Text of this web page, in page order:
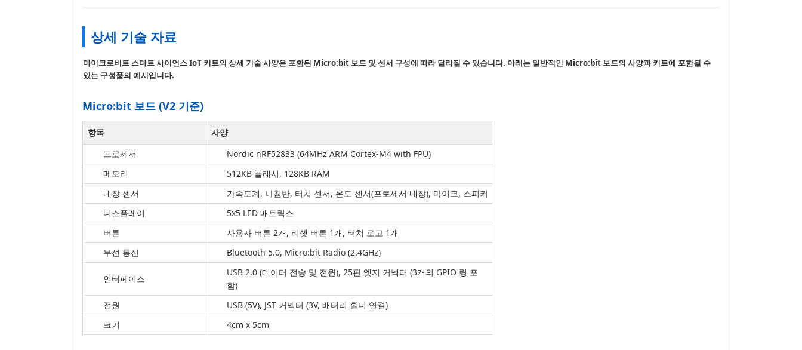
상세 기술 자료
마이크로비트 스마트 사이언스 IoT 키트의 상세 기술 사양은 포함된 Micro:bit 보드 및 센서 구성에 따라 달라질 수 있습니다. 아래는 일반적인 Micro:bit 보드의 사양과 키트에 포함될 수
있는 구성품의 예시입니다.
Micro:bit 보드 (V2 기준)
항목
사양
프로세서
Nordic nRF52833 (64MHz ARM Cortex-M4 with FPU)
메모리
512KB 플래시, 128KB RAM
내장 센서
가속도계, 나침반, 터치 센서, 온도 센서(프로세서 내장), 마이크, 스피커
디스플레이
5x5 LED 매트릭스
버튼
사용자 버튼 2개, 리셋 버튼 1개, 터치 로고 1개
무선 통신
Bluetooth 5.0, Micro:bit Radio (2.4GHz)
인터페이스
USB 2.0 (데이터 전송 및 전원), 25핀 엣지 커넥터 (3개의 GPIO 링 포
함)
전원
USB (5V), JST 커넥터 (3V, 배터리 홀더 연결)
크기
4cm x 5cm